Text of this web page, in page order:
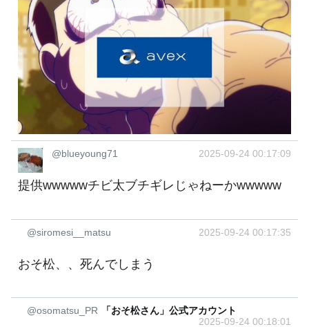
@blueyoung71 2025-09-24 00:17:09
提供wwwwwチビ太ブチギレじゃねーかwwwww
@siromesi__matsu 2025-09-24 00:17:35
おそ松、、死んでしまう
@osomatsu_PR
「おそ松さん」公式アカウント
2025-09-24 00:18:01